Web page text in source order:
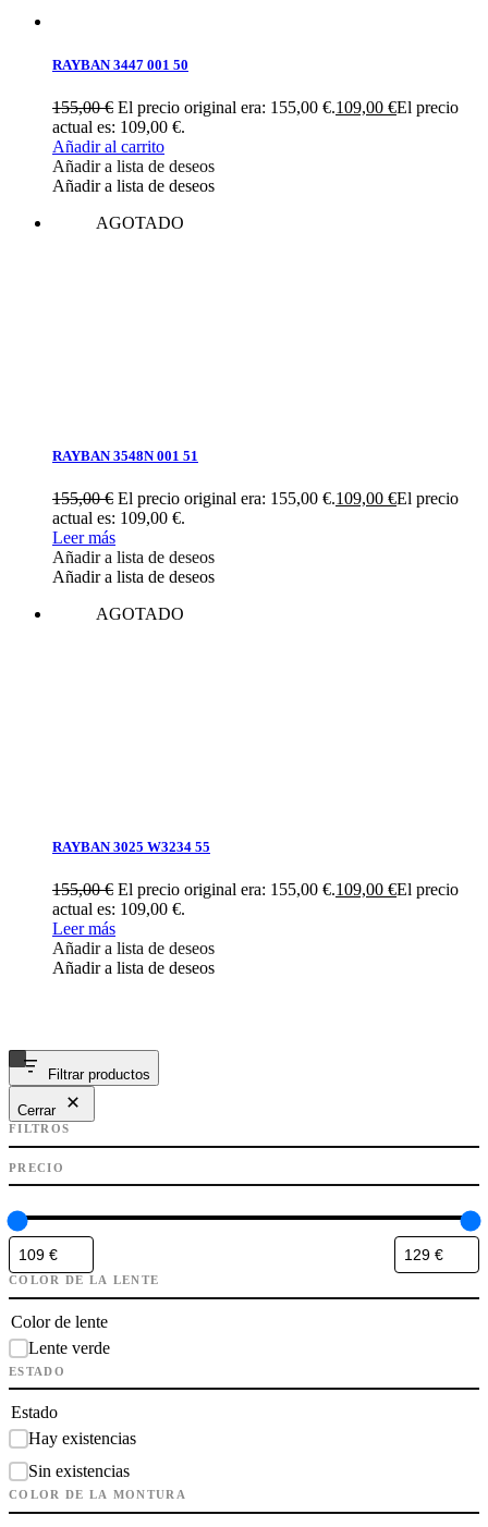
RAYBAN 3447 001 50
155,00€ El precio original era: 155,00 €.109,00 €El precio
actual es: 109,00 €.
Añadir al carrito
Añadir a lista de deseos
Añadir a lista de deseos
AGOTADO
RAYBAN 3548N 001 51
155,00€ El precio original era: 155,00 €.109,00 €El precio
actual es: 109,00 €.
Leer más
Añadir a lista de deseos
Añadir a lista de deseos
AGOTADO
RAYBAN 3025 W3234 55
155,00€ El precio original era: 155,00 €.109,00 €El precio
actual es: 109,00 €.
Leer más
Añadir a lista de deseos
Añadir a lista de deseos
Filtrar productos
Cerrar
FILTROS
PRECIO
COLOR DE LA LENTE
Color de lente
Lente verde
ESTADO
Estado
Hay existencias
Sin existencias
COLOR DE LA MONTURA